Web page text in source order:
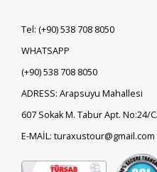
Tel: (+90)538 708 8050
WHATSAPP
(+90)538 708 8050
ADRESS: Arapsuyu Mahallesi
607 Sokak M. Tabur Apt. No:24/
E-MAİL: turaxustour@gmail.com